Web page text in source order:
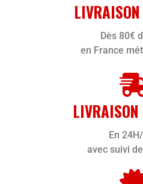
LIVRAISON
Dès 80€
en France
LIVRAISON
En
avec suivi